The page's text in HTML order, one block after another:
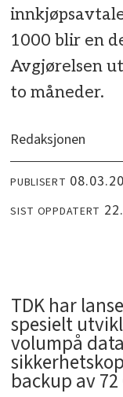
1000 blir en
Avgjørelsen
to måneder.
Redaksjonen
PUBLISERT
SIST OPPDATERT
TDK har
spesielt
volumpå
backup av